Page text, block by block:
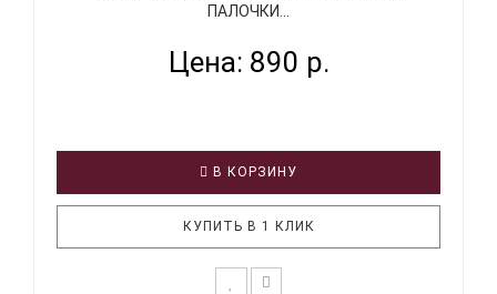
ПАЛОЧКИ...
Цена: 890 р.
В КОРЗИНУ
КУПИТЬ В 1 КЛИК